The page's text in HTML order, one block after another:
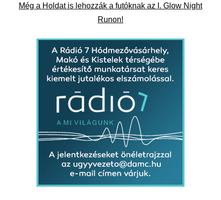
Még a Holdat is lehozzák a futóknak az I. Glow Night
Runon!